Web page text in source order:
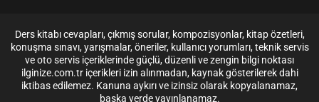
Ders kitabı cevapları, çıkmış sorular, kompozisyonlar, kitap özetleri,
konuşma sınavı, yarışmalar, öneriler, kullanıcı yorumları, teknik servis
ve oto servis içeriklerinde güçlü, düzenli ve zengin bilgi noktası
ilginize.com.tr içerikleri izin alınmadan, kaynak gösterilerek dahi
iktibas edilemez. Kanuna aykırı ve izinsiz olarak kopyalanamaz,
başka yerde yayınlanamaz.